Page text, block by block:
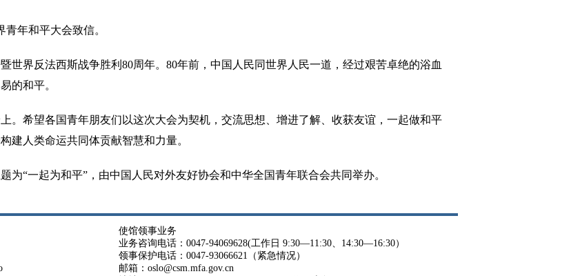
年和平大会致信。
世界反法西斯战争胜利80周年。80年前，中国人民同世界人民一道，经过艰苦卓绝的浴血
的和平。
。希望各国青年朋友们以这次大会为契机，交流思想、增进了解、收获友谊，一起做和平
建人类命运共同体贡献智慧和力量。
为“一起为和平”，由中国人民对外友好协会和中华全国青年联合会共同举办。
使馆领事业务
业务咨询电话：0047-94069628(工作日 9:30—11:30、14:30—16:30）
领事保护电话：0047-93066621（紧急情况）
邮箱：oslo@csm.mfa.gov.cn